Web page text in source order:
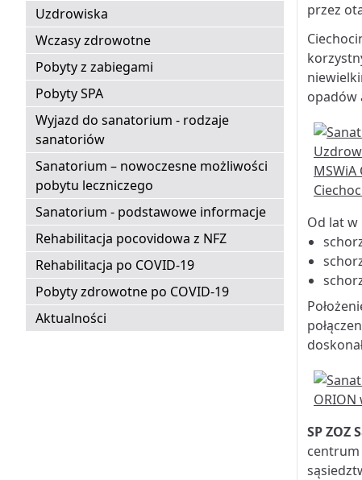
Uzdrowiska
Wczasy zdrowotne
Pobyty z zabiegami
Pobyty SPA
Wyjazd do sanatorium - rodzaje
sanatoriów
Sanatorium – nowoczesne możliwości
pobytu leczniczego
Sanatorium - podstawowe informacje
Rehabilitacja pocovidowa z NFZ
Rehabilitacja po COVID-19
Pobyty zdrowotne po COVID-19
Aktualności
przez
opadów
Od lat w
SP ZOZ
centrum